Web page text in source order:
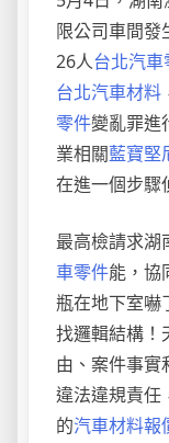
限公司車間發
26人台北汽車
台北汽車材料
零件變亂罪進
業相關藍寶堅
在進一個步驟
最高檢請求湖
車零件能，協
瓶在地下室嚇
找邏輯結構！
由、案件事實
違法違規責任
的汽車材料報